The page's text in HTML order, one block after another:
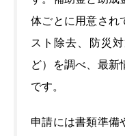
体ごとに用意され
スト除去、防災
ど）を調べ、最新
です。
申請には書類準備